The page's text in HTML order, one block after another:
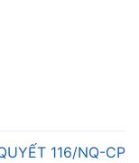
116/NQ-CP